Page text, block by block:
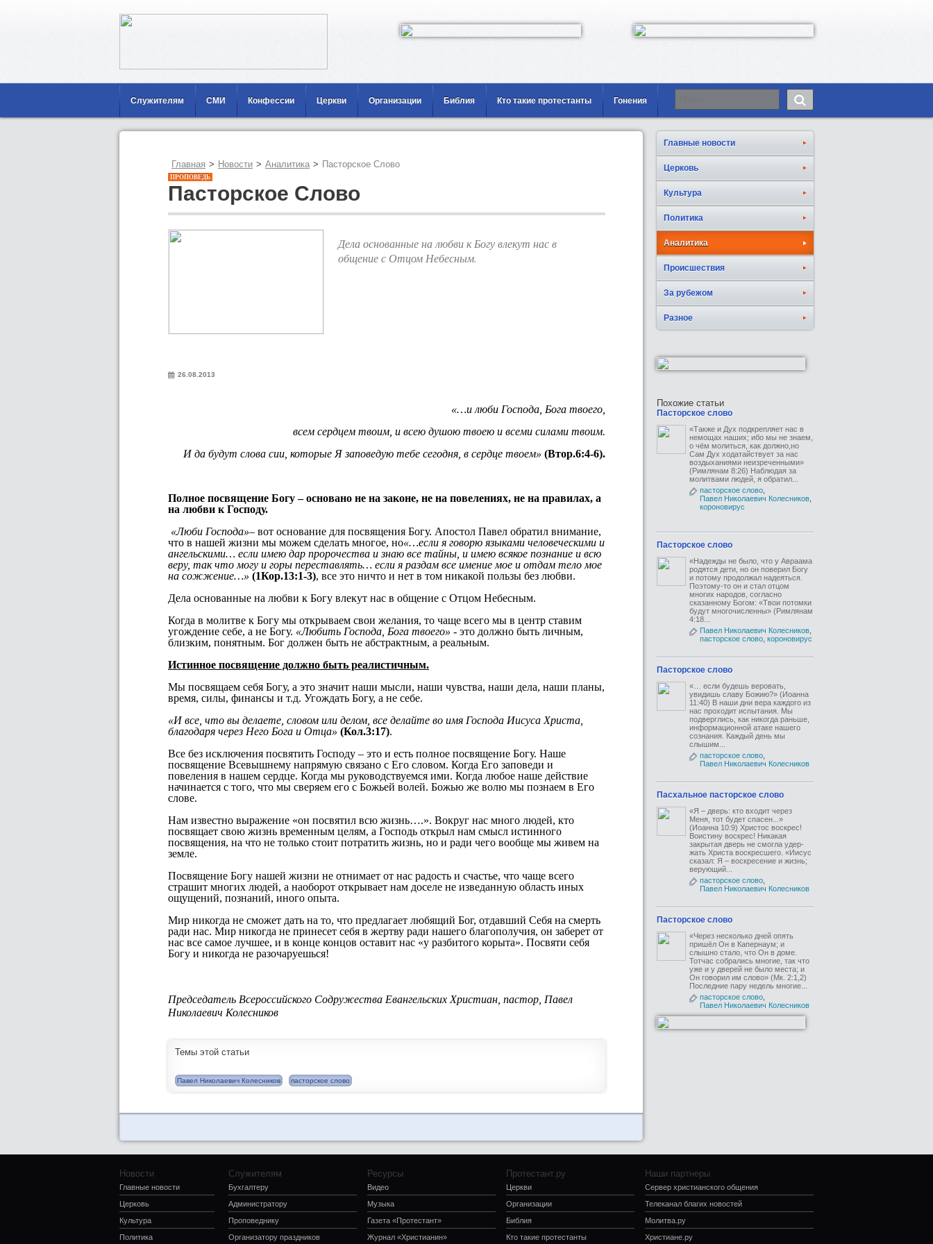
Служителям СМИ Конфессии Церкви Организации Библия Кто такие протестанты Гонения
Главная > Новости > Аналитика > Пасторское Слово
ПРОПОВЕДЬ
Пасторское Слово
Дела основанные на любви к Богу влекут нас в
общение с Отцом Небесным.
26.08.2013
«…и люби Господа, Бога твоего,
всем сердцем твоим, и всею душою твоею и всеми силами твоим.
И да будут слова сии, которые Я заповедую тебе сегодня, в сердце твоем» (Втор.6:4-6).
Полное посвящение Богу – основано не на законе, не на повелениях, не на правилах, а
на любви к Господу.
«Люби Господа»– вот основание для посвящения Богу. Апостол Павел обратил внимание,
что в нашей жизни мы можем сделать многое, но«…если я говорю языками человеческими и
ангельскими… если имею дар пророчества и знаю все тайны, и имею всякое познание и всю
веру, так что могу и горы переставлять… если я раздам все имение мое и отдам тело мое
на сожжение…» (1Кор.13:1-3), все это ничто и нет в том никакой пользы без любви.
Дела основанные на любви к Богу влекут нас в общение с Отцом Небесным.
Когда в молитве к Богу мы открываем свои желания, то чаще всего мы в центр ставим
угождение себе, а не Богу. «Любить Господа, Бога твоего» - это должно быть личным,
близким, понятным. Бог должен быть не абстрактным, а реальным.
Истинное посвящение должно быть реалистичным.
Мы посвящаем себя Богу, а это значит наши мысли, наши чувства, наши дела, наши планы,
время, силы, финансы и т.д. Угождать Богу, а не себе.
«И все, что вы делаете, словом или делом, все делайте во имя Господа Иисуса Христа,
благодаря через Него Бога и Отца» (Кол.3:17).
Все без исключения посвятить Господу – это и есть полное посвящение Богу. Наше
посвящение Всевышнему напрямую связано с Его словом. Когда Его заповеди и
повеления в нашем сердце. Когда мы руководствуемся ими. Когда любое наше действие
начинается с того, что мы сверяем его с Божьей волей. Божью же волю мы познаем в Его
слове.
Нам известно выражение «он посвятил всю жизнь….». Вокруг нас много людей, кто
посвящает свою жизнь временным целям, а Господь открыл нам смысл истинного
посвящения, на что не только стоит потратить жизнь, но и ради чего вообще мы живем на
земле.
Посвящение Богу нашей жизни не отнимает от нас радость и счастье, что чаще всего
страшит многих людей, а наоборот открывает нам доселе не изведанную область иных
ощущений, познаний, иного опыта.
Мир никогда не сможет дать на то, что предлагает любящий Бог, отдавший Себя на смерть
ради нас. Мир никогда не принесет себя в жертву ради нашего благополучия, он заберет от
нас все самое лучшее, и в конце концов оставит нас «у разбитого корыта». Посвяти себя
Богу и никогда не разочаруешься!
Председатель Всероссийского Содружества Евангельских Христиан, пастор, Павел
Николаевич Колесников
Темы этой статьи
Павел Николаевич Колесников пасторское слово
Главные новости
Церковь
Культура
Политика
Аналитика
Происшествия
За рубежом
Разное
Похожие статьи
Пасторское слово
«Также и Дух подкрепляет нас в
немощах наших; ибо мы не знаем,
о чём молиться, как должно,но
Сам Дух ходатайствует за нас
воздыханиями неизреченными»
(Римлянам 8:26) Наблюдая за
молитвами людей, я обратил...
пасторское слово
Павел Николаевич Колесников
короновирус
Пасторское слово
«Надежды не было, что у Авраама
родятся дети, но он поверил Богу
и потому продолжал надеяться.
Поэтому-то он и стал отцом
многих народов, согласно
сказанному Богом: «Твои потомки
будут многочисленны» (Римлянам
4:18...
Павел Николаевич Колесников
пасторское слово короновирус
Пасторское слово
«… если будешь веровать,
увидишь славу Божию?» (Иоанна
11:40) В наши дни вера каждого из
нас проходит испытания. Мы
подверглись, как никогда раньше,
информационной атаке нашего
сознания. Каждый день мы
слышим...
пасторское слово
Павел Николаевич Колесников
Пасхальное пасторское слово
«Я – дверь: кто входит через
Меня, тот будет спасен...»
(Иоанна 10:9) Христос воскрес!
Воистину воскрес! Никакая
закрытая дверь не смогла удер-
жать Христа воскресшего. «Иисус
сказал: Я – воскресение и жизнь;
верующий...
пасторское слово
Павел Николаевич Колесников
Пасторское слово
«Через несколько дней опять
пришёл Он в Капернаум; и
слышно стало, что Он в доме.
Тотчас собрались многие, так что
уже и у дверей не было места; и
Он говорил им слово» (Мк. 2:1,2)
Последние пару недель многие...
пасторское слово
Павел Николаевич Колесников
Новости
Главные новости
Церковь
Культура
Политика
Служителям
Бухгалтеру
Администратору
Проповеднику
Организатору праздников
Ресурсы
Видео
Музыка
Газета «Протестант»
Журнал «Христианин»
Протестант.ру
Церкви
Организации
Библия
Кто такие протестанты
Наши партнеры
Сервер христианского общения
Телеканал благих новостей
Молитва.ру
Христиане.ру